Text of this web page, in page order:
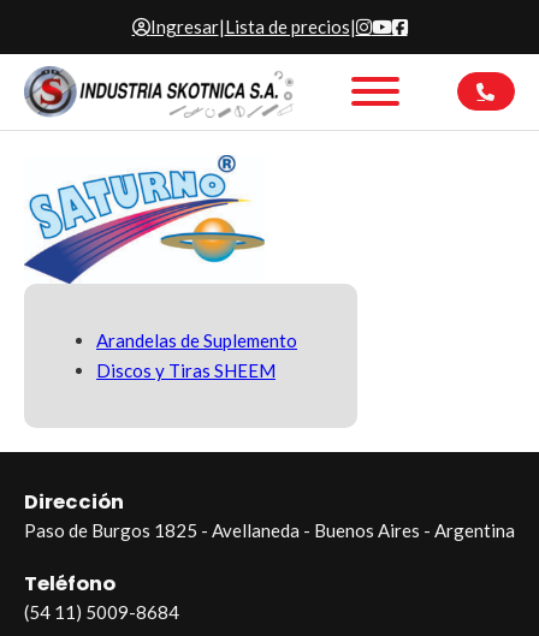
Ingresar|Lista de precios|
Arandelas de Suplemento
Discos y Tiras SHEEM
Dirección
Paso de Burgos 1825 - Avellaneda - Buenos Aires - Argentina
Teléfono
(54 11) 5009-8684